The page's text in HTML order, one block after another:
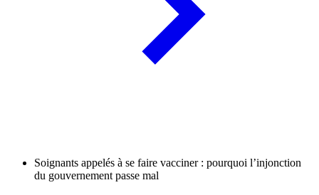
Soignants appelés à se faire vacciner : pourquoi l’injonction
du gouvernement passe mal